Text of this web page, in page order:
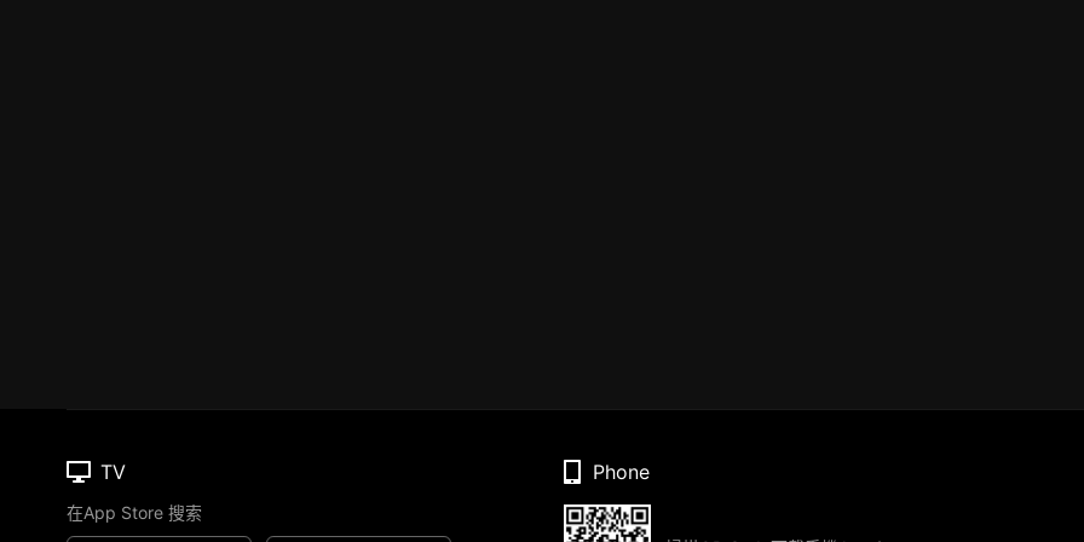
TV
在App Store 搜索
Phone